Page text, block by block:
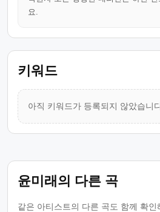
요.
키워드
아직 키워드가 등록되지 않았습니
윤미래의 다른 곡
같은 아티스트의 다른 곡도 함께 확인